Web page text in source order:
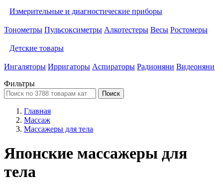
Измерительные и диагностические приборы
Тонометры Пульсоксиметры Алкотестеры Весы Ростомеры
Детские товары
Ингаляторы Ирригаторы Аспираторы Радионяни Видеоняни
Фильтры
Поиск
Главная
Массаж
Массажеры для тела
Японские массажеры для
тела